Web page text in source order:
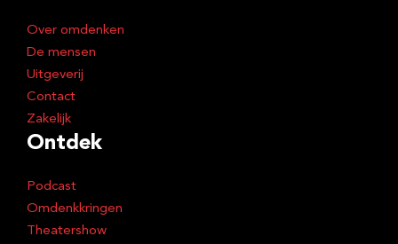
Over omdenken
De mensen
Uitgeverij
Contact
Zakelijk
Ontdek
Podcast
Omdenkkringen
Theatershow